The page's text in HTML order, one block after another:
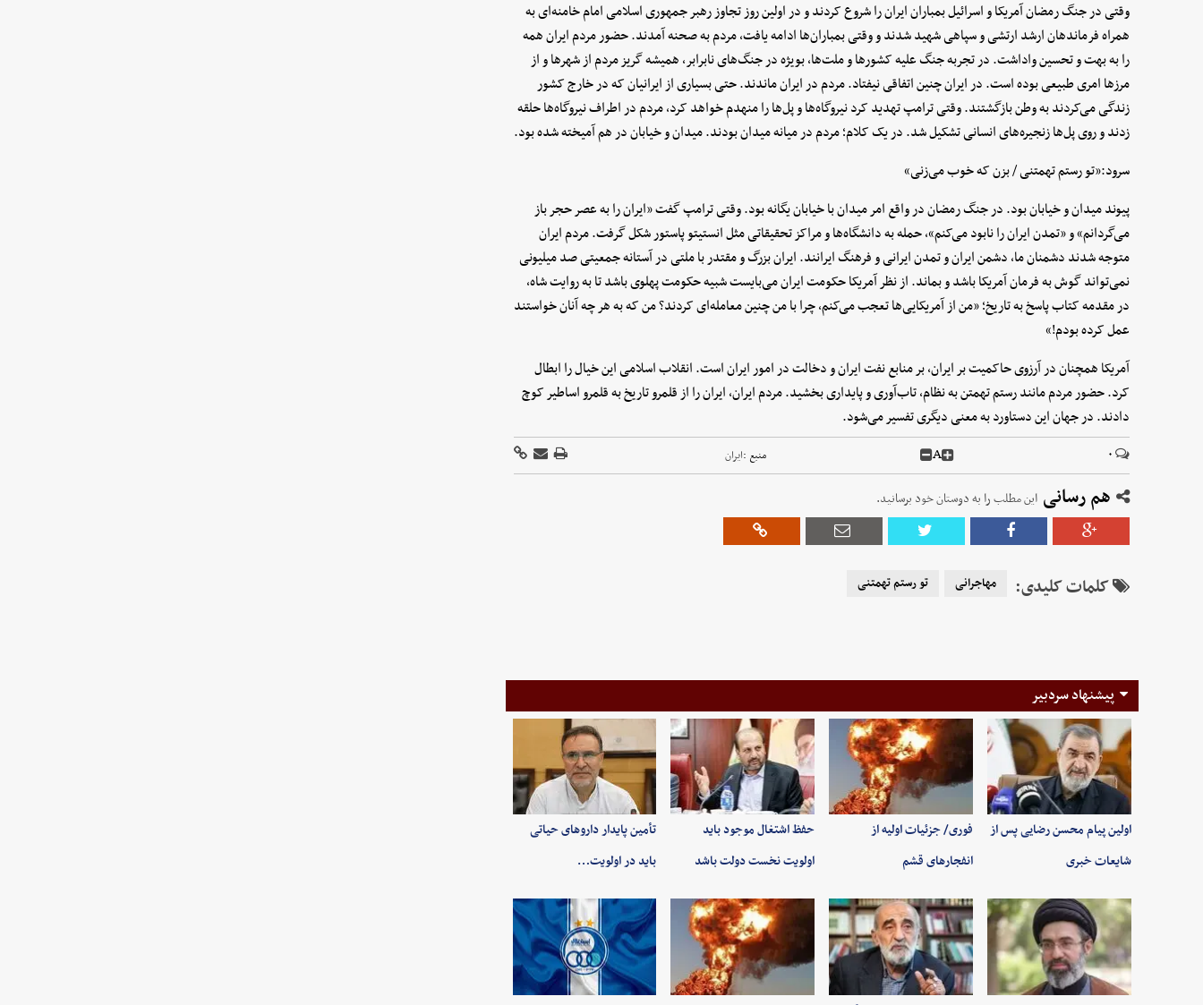
وقتی در جنگ رمضان آمریکا و اسرائیل بمباران ایران را شروع کردند و در اولین روز تجاوز رهبر جمهوری اسلامی امام خامنه‌ای به
همراه فرماندهان ارشد ارتشی و سپاهی شهید شدند و وقتی بمباران‌ها ادامه یافت، مردم به صحنه آمدند. حضور مردم ایران همه
را به بهت و تحسین واداشت. در تجربه جنگ علیه کشورها و ملت‌ها، بویژه در جنگ‌های نابرابر، همیشه گریز مردم از شهر‌ها و از
مرزها امری طبیعی بوده است. در ایران چنین اتفاقی نیفتاد. مردم در ایران ماندند. حتی بسیاری از ایرانیان که در خارج کشور
زندگی می‌کردند به وطن بازگشتند. وقتی ترامپ تهدید کرد نیروگاه‌ها و پل‌ها را منهدم خواهد کرد، مردم در اطراف نیروگاه‌ها حلقه
زدند و روی پل‌ها زنجیره‌های انسانی تشکیل شد. در یک کلام؛ مردم در میانه میدان بودند. میدان و خیابان در هم آمیخته شده بود.
سرود:«تو رستم تهمتنی / بزن که خوب می‌زنی»
پیوند میدان و خیابان بود. در جنگ رمضان در واقع امر میدان با خیابان یگانه بود. وقتی ترامپ گفت «ایران را به عصر حجر باز
می‌گردانم» و «تمدن ایران را نابود می‌کنم»، حمله به دانشگاه‌ها و مراکز تحقیقاتی مثل انستیتو پاستور شکل گرفت. مردم ایران
متوجه شدند دشمنان ما، دشمن ایران و تمدن ایرانی و فرهنگ ایرانند. ایران بزرگ و مقتدر با ملتی در آستانه جمعیتی صد میلیونی
نمی‌تواند گوش به فرمان آمریکا باشد و بماند. از نظر آمریکا حکومت ایران می‌بایست شبیه حکومت پهلوی باشد تا به روایت شاه،
در مقدمه کتاب پاسخ به تاریخ؛ «من از آمریکایی‌ها تعجب می‌کنم، چرا با من چنین معامله‌ای کردند؟ من که به هر چه آنان خواستند
عمل کرده بودم!»
آمریکا همچنان در آرزوی حاکمیت بر ایران، بر منابع نفت ایران و دخالت در امور ایران است. انقلاب اسلامی این خیال را ابطال
کرد. حضور مردم مانند رستم تهمتن به نظام، تاب‌آوری و پایداری بخشید. مردم ایران، ایران را از قلمرو تاریخ به قلمرو اساطیر کوچ
دادند. در جهان این دستاورد به معنی دیگری تفسیر می‌شود.
۰ A منبع :ایران
هم رسانی این مطلب را به دوستان خود برسانید.
کلمات کلیدی: مهاجرانی تو رستم تهمتنی
پیشنهاد سردبیر
اولین پیام محسن رضایی پس از
شایعات خبری
فوری/ جزئیات اولیه از
انفجارهای قشم
حفظ اشتغال موجود باید
اولویت نخست دولت باشد
تأمین پایدار داروهای حیاتی
باید در اولویت…